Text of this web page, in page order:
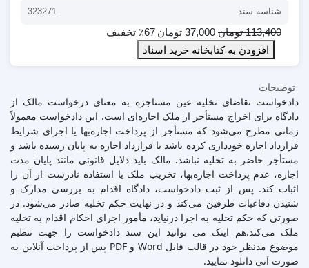
شناسه سند 323271
113,400 تومان 37,000 تومان ٪67 تخفیف
افزودن به کتابخانه خرید اسناد
توضیحات
دادخواست تقاضای تخلیه عین مستاجره به معنای درخواست مالک از
دادگاه برای اخراج مستأجر از ملک اجاره‌ای است. این دادخواست معمولاً
زمانی مطرح می‌شود که مستأجر از پرداخت اجاره‌بها یا اجرای شرایط
قرارداد اجاره خودداری کرده باشد یا قرارداد اجاره به پایان رسیده باشد و
مستأجر حاضر به تخلیه نباشد. مالک باید دلایل قانونی مانند پایان مدت
اجاره، عدم پرداخت اجاره‌بها، تخریب ملک یا استفاده نادرست از آن را
اثبات کند. پس از ثبت دادخواست، دادگاه اقدام به بررسی مدارک و
شنیدن دفاعیات طرفین می‌کند و در نهایت حکم تخلیه صادر می‌شود. در
صورتی که حکم تخلیه به اجرا درنیاید، مأمور اجرای احکام اقدام به تخلیه
ملک می‌کند.هم اینک می توانید این سند دادخواست را جهت تنظیم
موضوع مدنظر خود در قالب فایل Word و PDF پس از پرداخت آنلاین به
صورت آنی دانلود نمایید.